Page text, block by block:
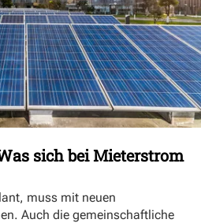
sich bei Mieterstrom
muss mit neuen
Auch die gemeinschaftliche